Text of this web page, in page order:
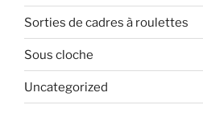
Sorties de cadres à roulettes
Sous cloche
Uncategorized